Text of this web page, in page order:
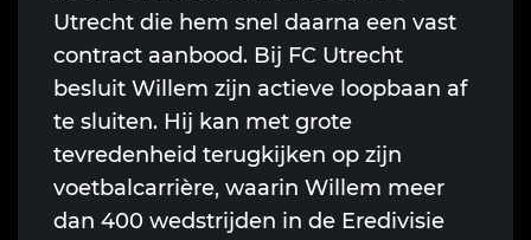
Utrecht die hem snel daarna een vast
contract aanbood. Bij FC Utrecht
besluit Willem zijn actieve loopbaan af
te sluiten. Hij kan met grote
tevredenheid terugkijken op zijn
voetbalcarrière, waarin Willem meer
dan 400 wedstrijden in de Eredivisie